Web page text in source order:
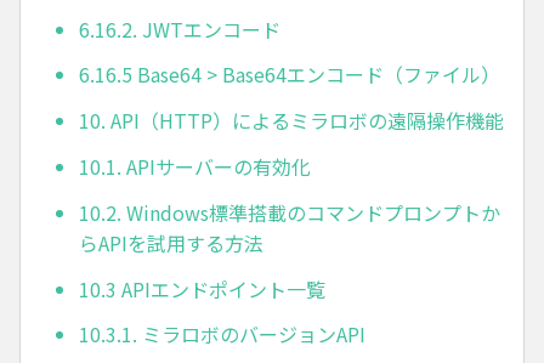
6.16.2. JWTエンコード
6.16.5 Base64 > Base64エンコード（ファイル）
10. API（HTTP）によるミラロボの遠隔操作機能
10.1. APIサーバーの有効化
10.2. Windows標準搭載のコマンドプロンプトか
らAPIを試用する方法
10.3 APIエンドポイント一覧
10.3.1. ミラロボのバージョンAPI